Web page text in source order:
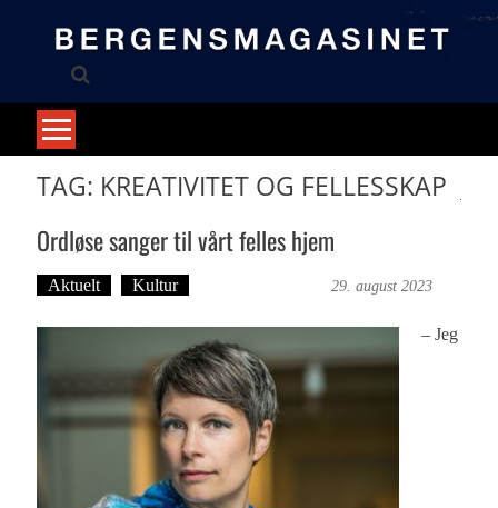
TAG: KREATIVITET OG FELLESSKAP
Ordløse sanger til vårt felles hjem
Aktuelt Kultur 29. august 2023
– Jeg